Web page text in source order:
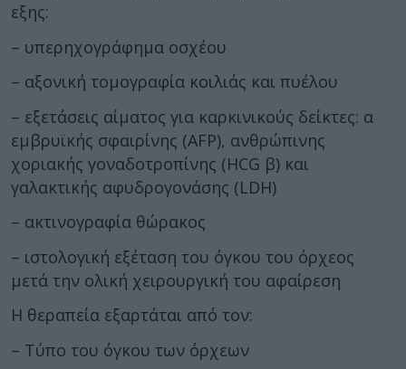
εξης:
– υπερηχογράφημα οσχέου
– αξονική τομογραφία κοιλιάς και πυέλου
– εξετάσεις αίματος για καρκινικούς δείκτες: α
εμβρυϊκής σφαιρίνης (AFP), ανθρώπινης
χοριακής γοναδοτροπίνης (HCG β) και
γαλακτικής αφυδρογονάσης (LDH)
– ακτινογραφία θώρακος
– ιστολογική εξέταση του όγκου του όρχεος
μετά την ολική χειρουργική του αφαίρεση
Η θεραπεία εξαρτάται από τον:
– Τύπο του όγκου των όρχεων